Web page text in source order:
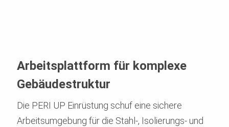
Arbeitsplattform für komplexe
Gebäudestruktur
Die PERI UP Einrüstung schuf eine sichere
Arbeitsumgebung für die Stahl-, Isolierungs- und